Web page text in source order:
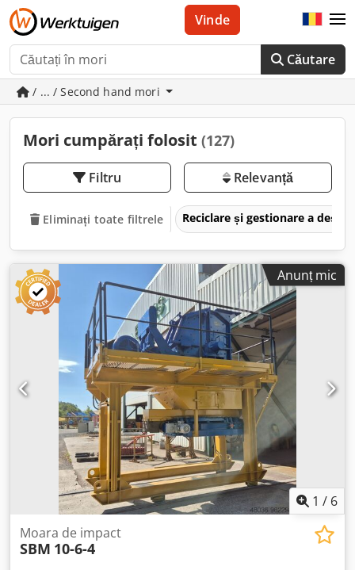
Căutare
Vinde
/ ... / Second hand mori
Mori cumpărați folosit (127)
Filtru Relevanță
Eliminați toate filtrele Reciclare și gestionare a
Anunț mic
1 / 6
Moara de impact
SBM 10-6-4